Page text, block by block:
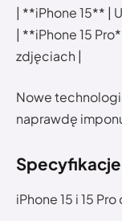
| **iPhone 15** |
| **iPhone 15
zdjęciach |
Nowe
naprawdę
Specyfikacje
iPhone 15 i 15